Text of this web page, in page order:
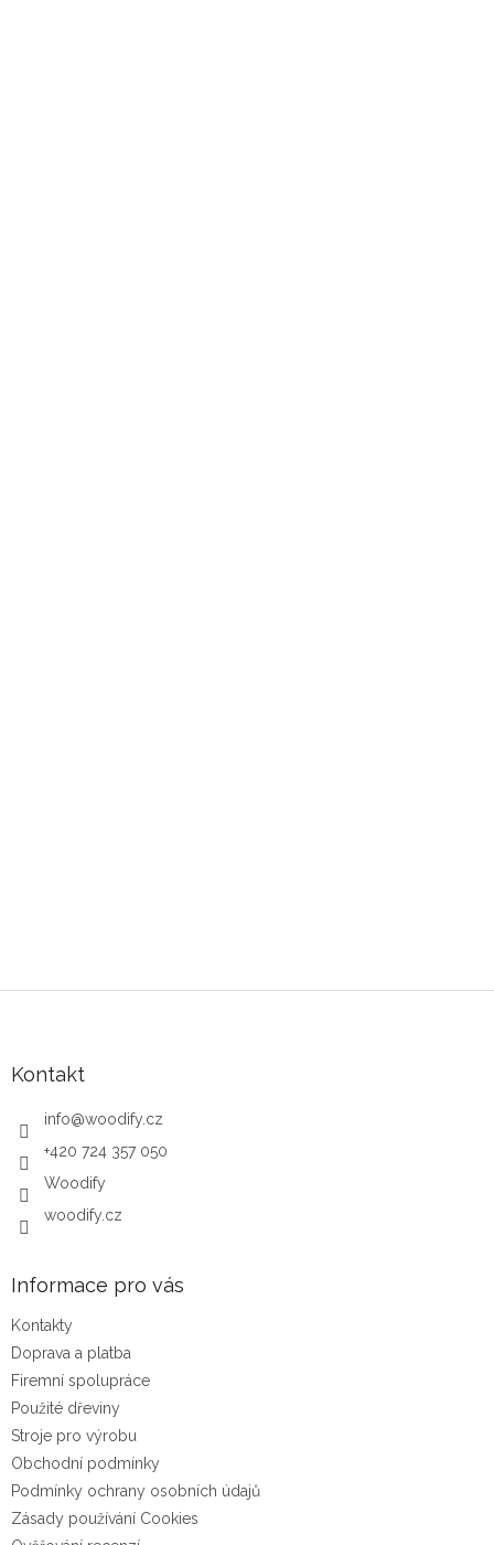
Kontakt
info@woodify.cz
+420 724 357 050
Woodify
woodify.cz
Informace pro vás
Kontakty
Doprava a platba
Firemní spolupráce
Použité dřeviny
Stroje pro výrobu
Obchodní podmínky
Podmínky ochrany osobních údajů
Zásady používání Cookies